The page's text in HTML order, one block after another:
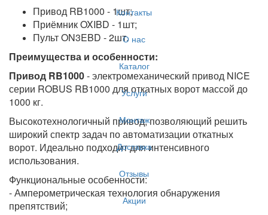
Контакты
О нас
Каталог
Услуги
Монтаж
Доставка
Отзывы
Акции
Привод RB1000 - 1шт;
Приёмник OXIBD - 1шт;
Пульт ON3EBD - 2шт.
Преимущества и особенности:
Привод RB1000- электромеханический привод NICE
серии ROBUS RB1000 для откатных ворот массой до
1000 кг.
Высокотехнологичный привод, позволяющий решить
широкий спектр задач по автоматизации откатных
ворот. Идеально подходит для интенсивного
использования.
Функциональные особенности:
- Амперометрическая технология обнаружения
препятствий;